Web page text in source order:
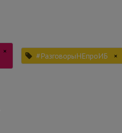
× #РазговорыНЕпроИБ ×